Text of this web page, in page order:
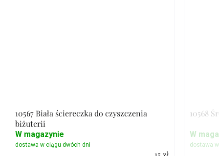
10567 Biała ściereczka do czyszczenia
biżuterii
W magazynie
10568
W